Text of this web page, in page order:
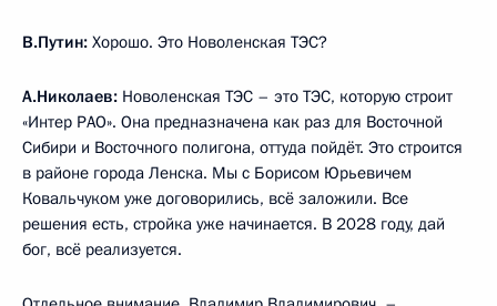
В.Путин: Хорошо. Это Новоленская ТЭС?
А.Николаев: Новоленская ТЭС – это ТЭС, которую строит
«Интер РАО». Она предназначена как раз для Восточной
Сибири и Восточного полигона, оттуда пойдёт. Это строится
в районе города Ленска. Мы с Борисом Юрьевичем
Ковальчуком уже договорились, всё заложили. Все
решения есть, стройка уже начинается. В 2028 году, дай
бог, всё реализуется.